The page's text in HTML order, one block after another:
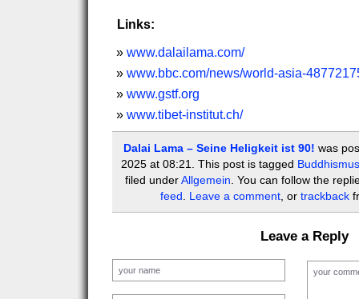
Links:
www.dalailama.com/
www.bbc.com/news/world-asia-
www.gstf.org
www.tibet-institut.ch/
Dalai Lama – Seine Heligkeit ist 90! was
2025 at 08:21. This post is tagged Buddhismus
filed underAllgemein . You can follow the
feed
Leave a comment, or trackback
Leave a Reply